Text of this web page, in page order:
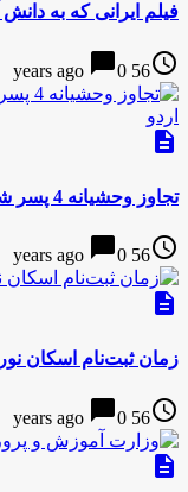
فیلم ایرانی که به
access_time
56 years ago
chat_bubble0
description
تجاوز وحشیانه 4 پسر شیطان صفت به 2 دختر دانش آموز در اردو
access_time
56 years ago
chat_bubble0
description
زمان ثبت‌نام اسکان نوروزی
access_time
56 years ago
chat_bubble0
description